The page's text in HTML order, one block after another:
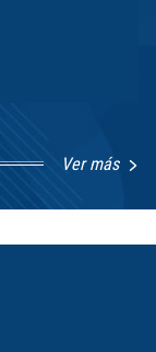
Ver más